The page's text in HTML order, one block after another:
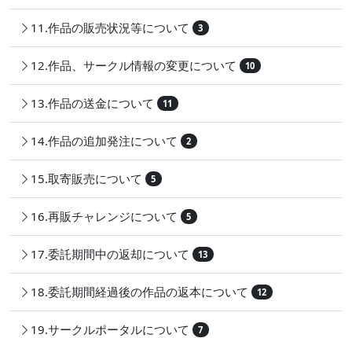
11.作品の販売状況等について 3
12.作品、サークル情報の変更について 10
13.作品の送金について 11
14.作品の追加発注について 2
15.取寄販売について 5
16.再販チャレンジについて 5
17.委託期間中の返却について 13
18.委託期間経過後の作品の返本について 12
19.サークルポータルについて 7